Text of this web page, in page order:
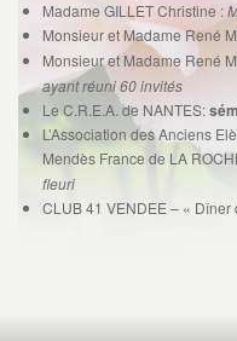
Madame GILLET Christine :
Monsieur et Madame René
Monsieur et Madame René
ayant réuni 60 invités
Le C.R.E.A. de NANTES:
L’Association des Anciens
Mendès France de LA
fleuri
CLUB 41 VENDEE – «